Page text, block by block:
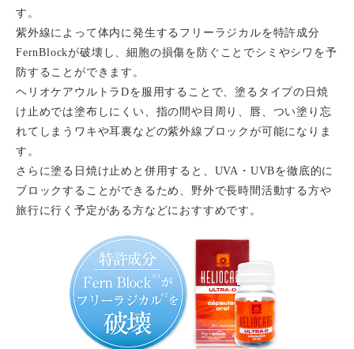
心斎橋院
天神院 0120-617-788 ご予約・お問い合わせ
す。
紫外線によって体内に発生するフリーラジカルを特許成分
FernBlockが破壊し、細胞の損傷を防ぐことでシミやシワを予
防することができます。
ヘリオケアウルトラDを服用することで、塗るタイプの日焼
け止めでは塗布しにくい、指の間や目周り、唇、つい塗り忘
れてしまうワキや耳裏などの紫外線ブロックが可能になりま
す。
さらに塗る日焼け止めと併用すると、UVA・UVBを徹底的に
ブロックすることができるため、野外で長時間活動する方や
旅行に行く予定がある方などにおすすめです。